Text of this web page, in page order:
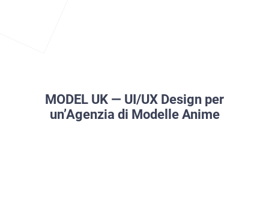
MODEL UK — UI/UX Design per
un’Agenzia di Modelle Anime